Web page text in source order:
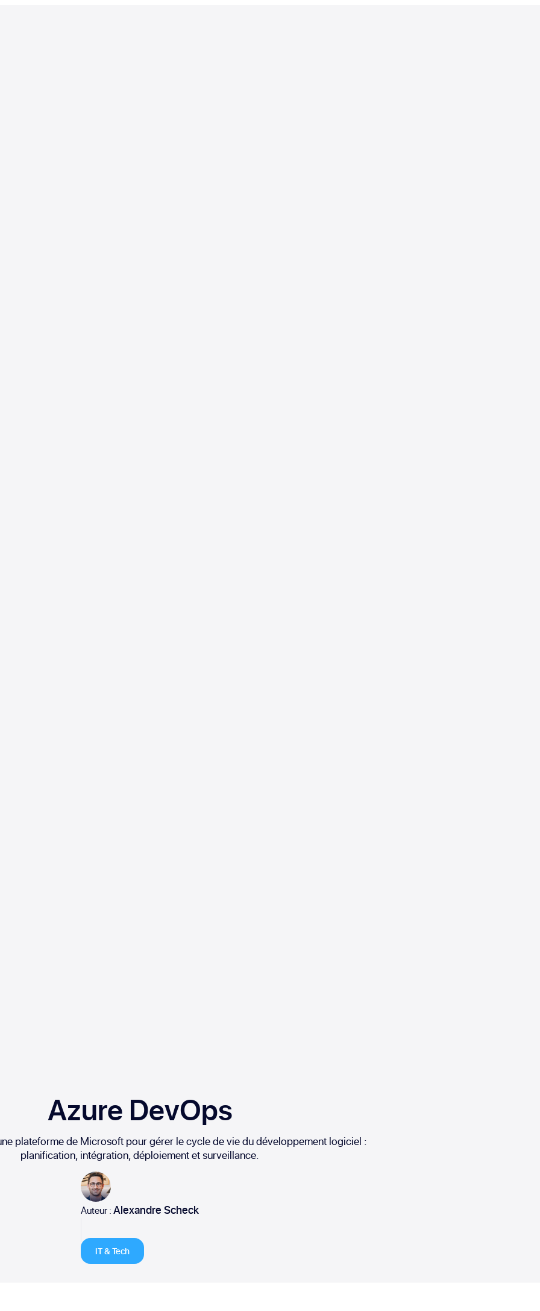
Azure DevOps
plateforme de Microsoft pour gérer le cycle de vie du développement logiciel :
planification, intégration, déploiement et surveillance.
Auteur :Alexandre Scheck
IT & Tech